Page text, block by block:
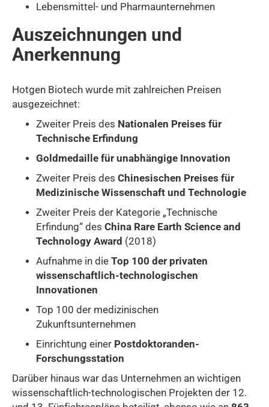
Lebensmittel- und Pharmaunternehmen
Auszeichnungen und
Anerkennung
Hotgen Biotech wurde mit zahlreichen Preisen
ausgezeichnet:
Zweiter Preis des Nationalen Preises für
Technische Erfindung
Goldmedaille für unabhängige Innovation
Zweiter Preis des Chinesischen Preises für
Medizinische Wissenschaft und Technologie
Zweiter Preis der Kategorie „Technische
Erfindung“ des China Rare Earth Science and
Technology Award (2018)
Aufnahme in die Top 100 der privaten
wissenschaftlich-technologischen
Innovationen
Top 100 der medizinischen
Zukunftsunternehmen
Einrichtung einer Postdoktoranden-
Forschungsstation
Darüber hinaus war das Unternehmen an wichtigen
wissenschaftlich-technologischen Projekten der 12.